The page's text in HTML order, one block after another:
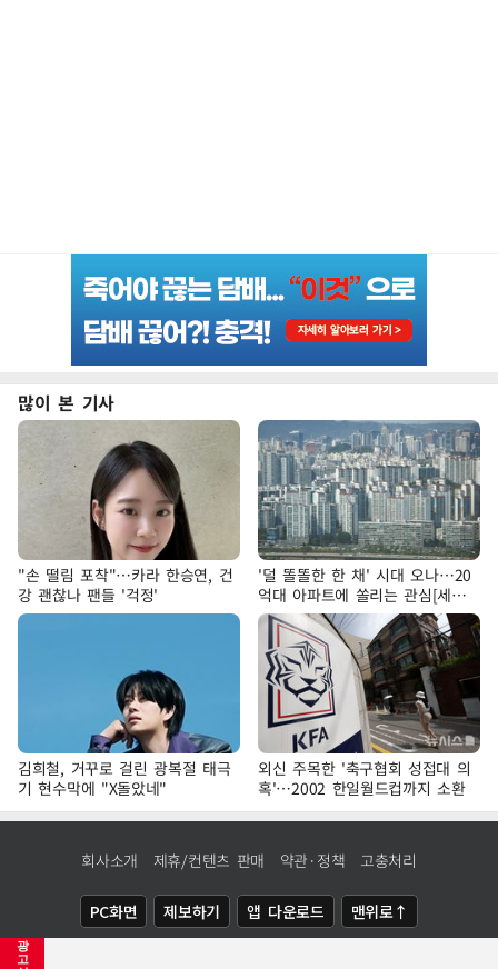
광
고
많이 본 기사
"손 떨림 포착"…카라 한승연, 건
강 괜찮나 팬들 '걱정'
'덜 똘똘한 한 채' 시대 오나…20
억대 아파트에 쏠리는 관심[세제
개편, 그 이후②]
김희철, 거꾸로 걸린 광복절 태극
기 현수막에 "X돌았네"
외신 주목한 '축구협회 성접대 의
혹'…2002 한일월드컵까지 소환
회사소개 제휴/컨텐츠 판매 약관·정책 고충처리
PC화면 제보하기 앱 다운로드 맨위로↑